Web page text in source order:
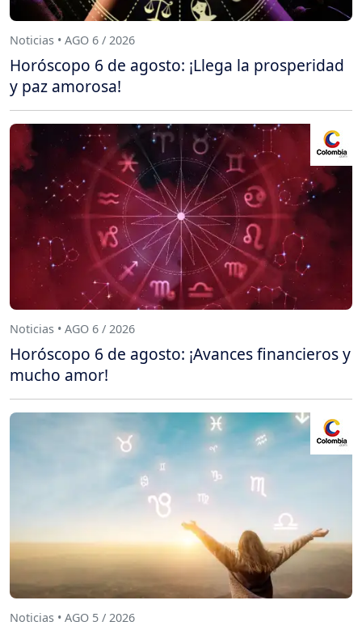
Noticias • AGO 6 / 2026
Horóscopo 6 de agosto: ¡Llega la prosperidad
y paz amorosa!
Noticias • AGO 6 / 2026
Horóscopo 6 de agosto: ¡Avances financieros y
mucho amor!
Noticias • AGO 5 / 2026